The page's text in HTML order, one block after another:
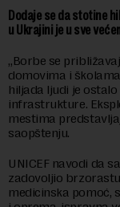
Dodaje se da stotine
u Ukrajini je u sve
„Borbe se
domovima i
hiljada ljudi je
infrastrukture.
mestima
saopštenju.
UNICEF navodi da
zadovoljio
medicinska pomoć,